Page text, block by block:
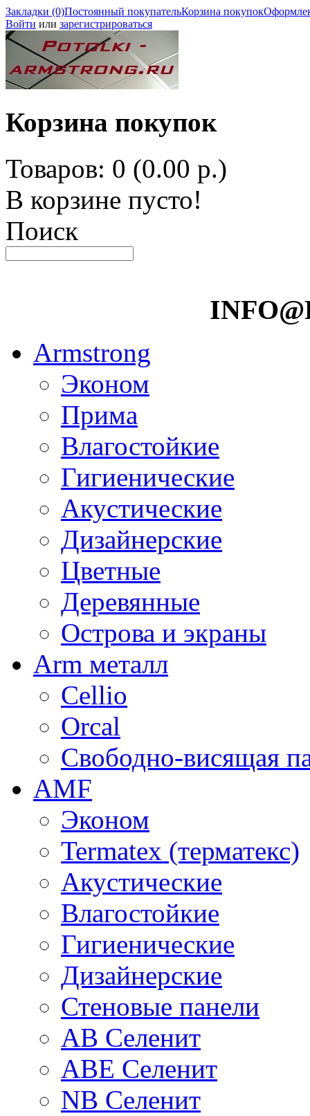
Закладки (0)Постоянный покупательКорзина покупок
Войти или зарегистрироваться
Корзина покупок
Товаров: 0 (0.00 р.)
В корзине пусто!
Поиск
Armstrong
Эконом
Прима
Влагостойкие
Гигиенические
Акустические
Дизайнерские
Цветные
Деревянные
Острова и экраны
Arm металл
Cellio
Orcal
Свободно-висящая
AMF
Эконом
Termatex (терматекс)
Акустические
Влагостойкие
Гигиенические
Дизайнерские
Стеновые панели
AB Селенит
ABE Селенит
NB Селенит